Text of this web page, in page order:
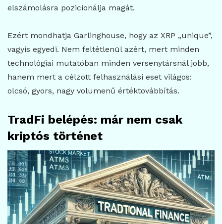
elszámolásra pozicionálja magát.
Ezért mondhatja Garlinghouse, hogy az XRP „unique”,
vagyis egyedi. Nem feltétlenül azért, mert minden
technológiai mutatóban minden versenytársnál jobb,
hanem mert a célzott felhasználási eset világos:
olcsó, gyors, nagy volumenű értéktovábbítás.
TradFi belépés: már nem csak
kriptós történet